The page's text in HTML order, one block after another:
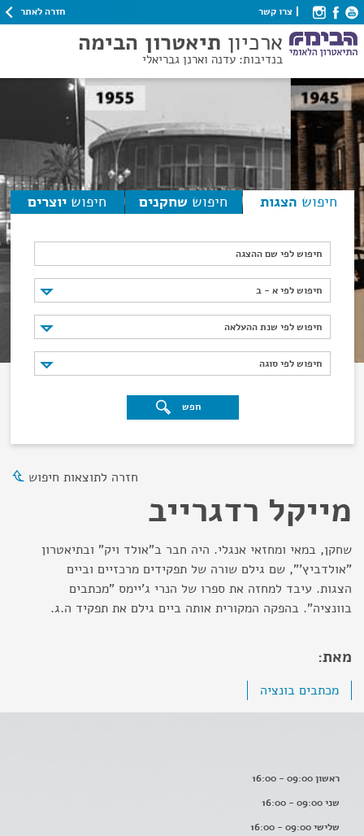
צרו קשר חזרה לאתר
ארכיון תיאטרון הבימה
בנדיבות: עדנה וארנן גבריאלי
חיפוש הצגות חיפוש שחקנים חיפוש יוצרים
חיפוש לפי שם ההצגה
חיפוש לפי א - ב
חיפוש לפי א - ב
חיפוש לפי שנת ההעלאה
חיפוש לפי שנת ההעלאה
חיפוש לפי סוגה
חיפוש לפי סוגה
חפש
חזרה לתוצאות חיפוש
מייקל רדגרייב
שחקן, במאי ומחזאי אנגלי. היה חבר ב"אולד ויק" ובתיאטרון
"אולדביץ'", שם גילם שורה של תפקידים מרכזיים וביים
הצגות. עיבד למחזה את ספרו של הנרי ג'יימס "מכתבים
בוונציה". בהפקה המקורית אותה ביים גילם את תפקיד ה.ג.
מאת:
מכתבים בונציה
ראשון 09:00 - 16:00
שני 09:00 - 16:00
שלישי 09:00 - 16:00